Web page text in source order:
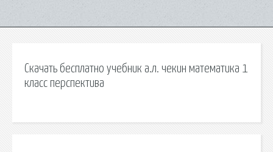
Скачать бесплатно учебник а.л. чекин математика 1
класс перспектива